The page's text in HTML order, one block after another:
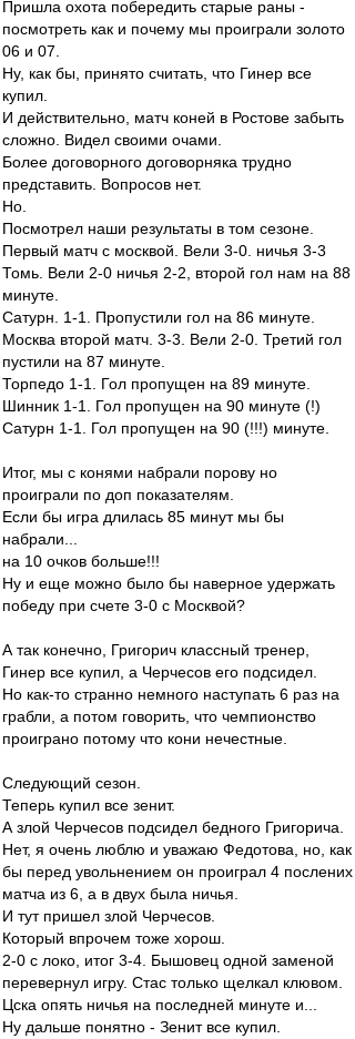
Пришла охота побередить старые раны -
посмотреть как и почему мы проиграли золото
06 и 07.
Ну, как бы, принято считать, что Гинер все
купил.
И действительно, матч коней в Ростове забыть
сложно. Видел своими очами.
Более договорного договорняка трудно
представить. Вопросов нет.
Но.
Посмотрел наши результаты в том сезоне.
Первый матч с москвой. Вели 3-0. ничья 3-3
Томь. Вели 2-0 ничья 2-2, второй гол нам на 88
минуте.
Сатурн. 1-1. Пропустили гол на 86 минуте.
Москва второй матч. 3-3. Вели 2-0. Третий гол
пустили на 87 минуте.
Торпедо 1-1. Гол пропущен на 89 минуте.
Шинник 1-1. Гол пропущен на 90 минуте (!)
Сатурн 1-1. Гол пропущен на 90 (!!!) минуте.
Итог, мы с конями набрали порову но
проиграли по доп показателям.
Если бы игра длилась 85 минут мы бы
набрали...
на 10 очков больше!!!
Ну и еще можно было бы наверное удержать
победу при счете 3-0 с Москвой?
А так конечно, Григорич классный тренер,
Гинер все купил, а Черчесов его подсидел.
Но как-то странно немного наступать 6 раз на
грабли, а потом говорить, что чемпионство
проиграно потому что кони нечестные.
Следующий сезон.
Теперь купил все зенит.
А злой Черчесов подсидел бедного Григорича.
Нет, я очень люблю и уважаю Федотова, но, как
бы перед увольнением он проиграл 4 послених
матча из 6, а в двух была ничья.
И тут пришел злой Черчесов.
Который впрочем тоже хорош.
2-0 с локо, итог 3-4. Бышовец одной заменой
перевернул игру. Стас только щелкал клювом.
Цска опять ничья на последней минуте и...
Ну дальше понятно - Зенит все купил.